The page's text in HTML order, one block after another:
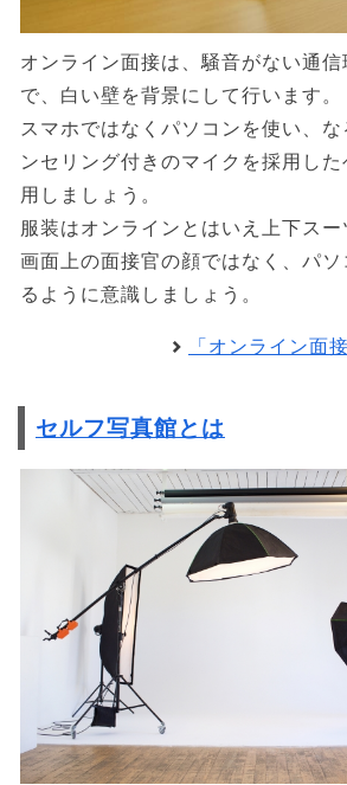
オンライン面接は、騒音がない通
で、白い壁を背景にして行います。
スマホではなくパソコンを使い、
ンセリング付きのマイクを採用した
用しましょう。
服装はオンラインとはいえ上下スー
画面上の面接官の顔ではなく、パ
るように意識しましょう。
「オンライン面
セルフ写真館とは